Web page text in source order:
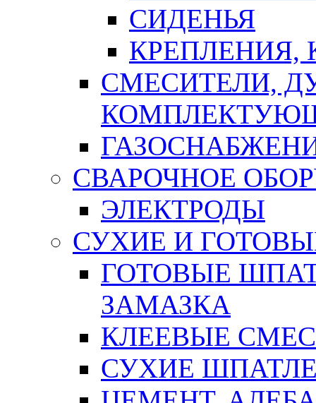
СИДЕНЬЯ
СМЕСИТЕЛИ,
СВАРОЧНОЕ
ЭЛЕКТРОДЫ
СУХИЕ И
ГОТОВЫЕ
ЗАМАЗКА
КЛЕЕВЫЕ
СУХИЕ